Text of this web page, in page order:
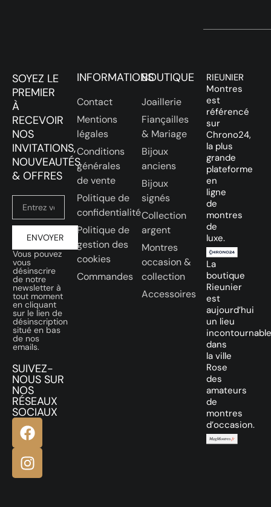
SOYEZ LE
PREMIER
À
RECEVOIR
NOS
INVITATIONS,
NOUVEAUTÉS
& OFFRES
ENVOYER
Vous pouvez
vous
désinscrire
de notre
newsletter à
tout moment
en cliquant
sur le lien de
désinscription
situé en bas
de nos
emails.
SUIVEZ-
NOUS SUR
NOS
RÉSEAUX
SOCIAUX
INFORMATIONS
Contact
Mentions
légales
Conditions
générales
de vente
Politique de
confidentialité
Politique de
gestion des
cookies
Commandes
BOUTIQUE
Joaillerie
Fiançailles
& Mariage
Bijoux
anciens
Bijoux
signés
Collection
argent
Montres
occasion &
collection
Accessoires
RIEUNIER
Montres
est
référencé
sur
Chrono24,
la plus
grande
plateforme
en
ligne
de
montres
de
luxe.
La
boutique
Rieunier
est
aujourd’hui
un lieu
incontournable
dans
la ville
Rose
des
amateurs
de
montres
d’occasion.